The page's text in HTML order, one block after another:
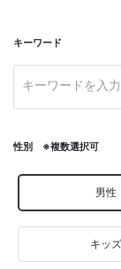
キーワード
性別 ※複数選択可
男性
キッズ